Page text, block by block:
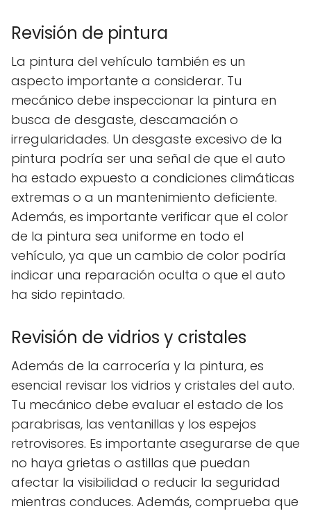
Revisión de pintura
La pintura del vehículo también es un
aspecto importante a considerar. Tu
mecánico debe inspeccionar la pintura en
busca de desgaste, descamación o
irregularidades. Un desgaste excesivo de la
pintura podría ser una señal de que el auto
ha estado expuesto a condiciones climáticas
extremas o a un mantenimiento deficiente.
Además, es importante verificar que el color
de la pintura sea uniforme en todo el
vehículo, ya que un cambio de color podría
indicar una reparación oculta o que el auto
ha sido repintado.
Revisión de vidrios y cristales
Además de la carrocería y la pintura, es
esencial revisar los vidrios y cristales del auto.
Tu mecánico debe evaluar el estado de los
parabrisas, las ventanillas y los espejos
retrovisores. Es importante asegurarse de que
no haya grietas o astillas que puedan
afectar la visibilidad o reducir la seguridad
mientras conduces. Además, comprueba que